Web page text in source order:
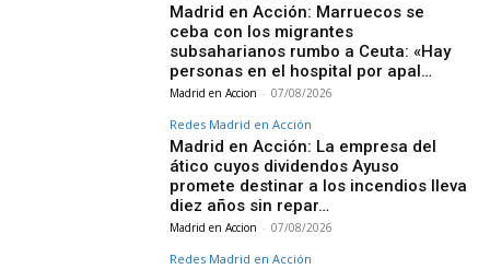
Madrid en Acción: Marruecos se
ceba con los migrantes
subsaharianos rumbo a Ceuta: «Hay
personas en el hospital por apal…
Madrid en Accion - 07/08/2026
Redes Madrid en Acción
Madrid en Acción: La empresa del
ático cuyos dividendos Ayuso
promete destinar a los incendios lleva
diez años sin repar…
Madrid en Accion - 07/08/2026
Redes Madrid en Acción